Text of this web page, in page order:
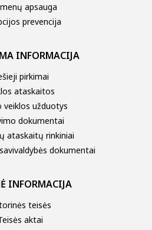
apsauga
prevencija
INFORMACIJA
pirkimai
ataskaitos
veiklos užduotys
dokumentai
ataskaitų rinkiniai
dokumentai
INFORMACIJA
teisės
aktai